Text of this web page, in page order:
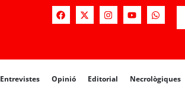
Entrevistes Opinió Editorial Necrològiques
Opinió Editorial Necrològiques